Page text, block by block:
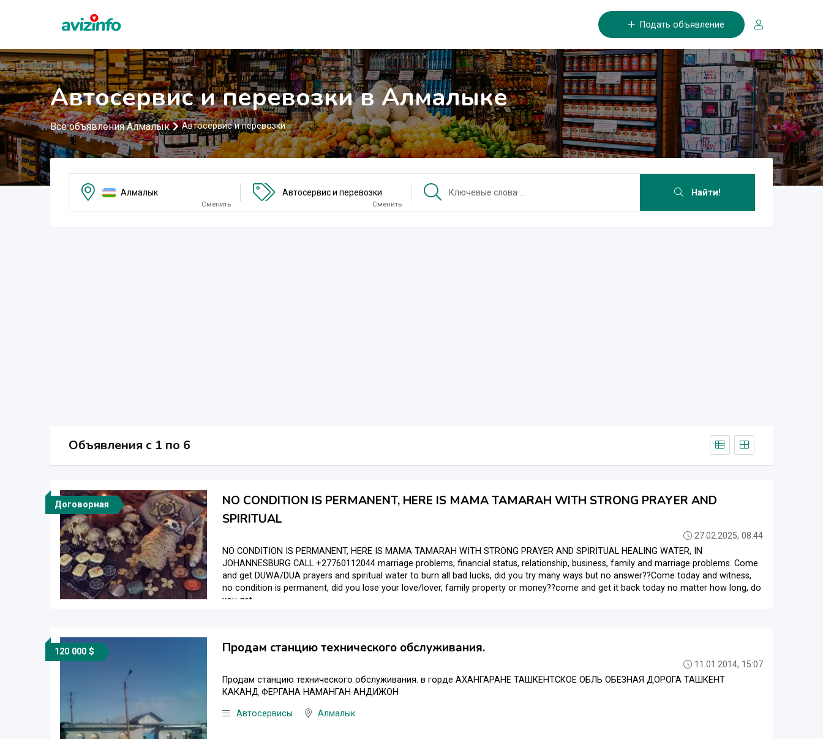
Подать объявление
Автосервис и перевозки в Алмалыке
Все объявления Алмалык Автосервис и перевозки
Алмалык
Сменить
Автосервис и перевозки
Сменить
Найти!
Объявления c 1 по 6
Договорная
NO CONDITION IS PERMANENT, HERE IS MAMA TAMARAH WITH STRONG PRAYER AND
SPIRITUAL
27.02.2025, 08:44
NO CONDITION IS PERMANENT, HERE IS MAMA TAMARAH WITH STRONG PRAYER AND SPIRITUAL HEALING WATER, IN
JOHANNESBURG CALL +27760112044 marriage problems, financial status, relationship, business, family and marriage problems. Come
and get DUWA/DUA prayers and spiritual water to burn all bad lucks, did you try many ways but no answer??Come today and witness,
no condition is permanent, did you lose your love/lover, family property or money??come and get it back today no matter how long, do
you get ...
120 000 $ Продам станцию технического обслуживания.
11.01.2014, 15:07
Продам станцию технического обслуживания. в горде АХАНГАРАНЕ ТАШКЕНТСКОЕ ОБЛЬ ОБЕЗНАЯ ДОРОГА ТАШКЕНТ
КАКАНД ФЕРГАНА НАМАНГАН АНДИЖОН
Автосервисы Алмалык